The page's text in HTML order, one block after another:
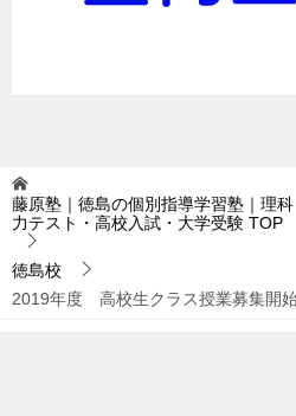
藤原塾｜徳島の個別指導学習塾｜理
力テスト・高校入試・大学受験 TOP
徳島校
2019年度 高校生クラス授業募集開始